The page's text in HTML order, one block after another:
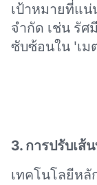
เป้าหมายที่แน่
จำกัด เช่น รัศ
ซับซ้อนใน 'เม
3. การปรับเส้
เทคโนโลยีหลั